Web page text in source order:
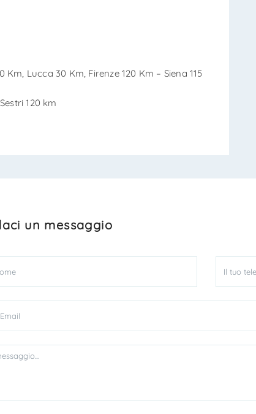
Lucca 30 Km, Firenze 120 Km – Siena 115
120 km
un messaggio